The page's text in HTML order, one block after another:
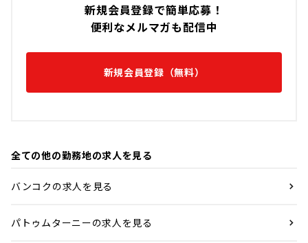
新規会員登録で簡単応募！
便利なメルマガも配信中
新規会員登録（無料）
全ての他の勤務地の求人を見る
バンコクの求人を見る
パトゥムターニーの求人を見る